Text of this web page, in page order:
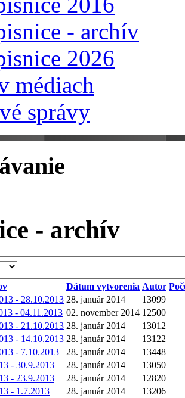
- archív
2026
médiach
správy
- archív
Dátum vytvorenia Autor
- 28.10.2013 28. január 2014
13099
- 04.11.2013 02. november 2014 12500
- 21.10.2013 28. január 2014
13012
- 14.10.2013 28. január 2014
13122
- 7.10.2013
28. január 2014
13448
- 30.9.2013
28. január 2014
13050
- 23.9.2013
28. január 2014
12820
- 1.7.2013
28. január 2014
13206